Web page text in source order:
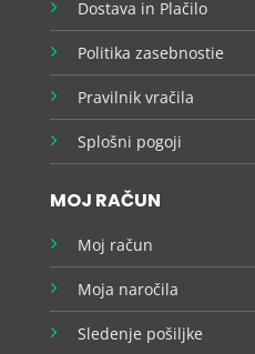
Dostava in Plačilo
Politika zasebnostie
Pravilnik vračila
Splošni pogoji
MOJ RAČUN
Moj račun
Moja naročila
Sledenje pošiljke